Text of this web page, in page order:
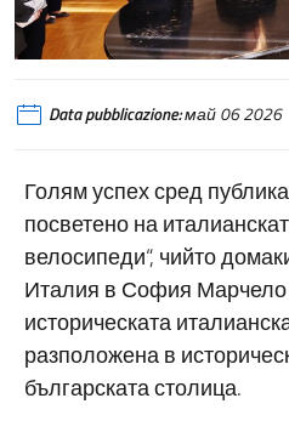
Data pubblicazione:май 06 2026
Голям успех сред
посветено на
велосипеди“, чийто
Италия в София
историческата
разположена в
българската столица.